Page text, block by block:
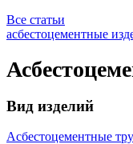
Все статьи
асбестоцементные
Вид изделий
Асбестоцементные